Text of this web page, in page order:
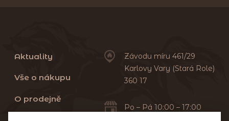
Aktuality
Vše o nákupu
O prodejně
Závodu míru 461/29
Karlovy Vary (Stará Role)
360 17
Po – Pá 10:00 – 17:00